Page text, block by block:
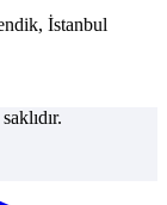
İstanbul